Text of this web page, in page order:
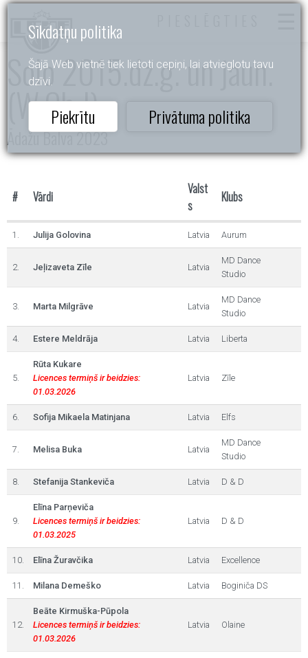
Sīkdatņu politika
Šajā Web vietnē tiek lietoti cepiņi, lai atvieglotu tavu
dzīvi.
Piekrītu Privātuma politika
Solo 2015.dz.g. un jaun.
(W,Ch,J)
Ādažu Balva 2023
# Vārdi
Valst
s
Klubs
1. Julija Golovina Latvia Aurum
2. Jeļizaveta Zīle Latvia
MD Dance
Studio
3. Marta Milgrāve Latvia
MD Dance
Studio
4. Estere Meldrāja Latvia Liberta
5.
Rūta Kukare
Licences termiņš ir beidzies:
01.03.2026
Latvia Zīle
6. Sofija Mikaela Matinjana Latvia Elfs
7. Melisa Buka Latvia
MD Dance
Studio
8. Stefanija Stankeviča Latvia D & D
9.
Elīna Parņeviča
Licences termiņš ir beidzies:
01.03.2025
Latvia D & D
10. Elīna Žuravčika Latvia Excellence
11. Milana Demeško Latvia Boginiča DS
12.
Beāte Kirmuška-Pūpola
Licences termiņš ir beidzies:
01.03.2026
Latvia Olaine